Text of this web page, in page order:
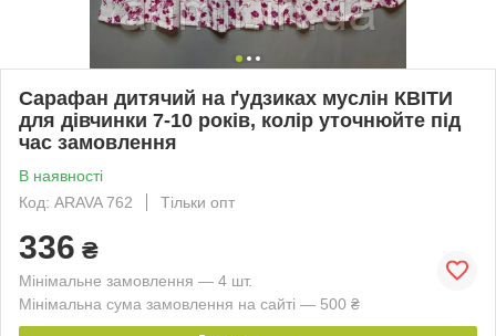
Сарафан дитячий на ґудзиках муслін КВІТИ
для дівчинки 7-10 років, колір уточнюйте під
час замовлення
В наявності
Код: ARAVA 762
Тільки опт
336 ₴
Мінімальне замовлення — 4 шт.
Мінімальна сума замовлення на сайті — 500 ₴